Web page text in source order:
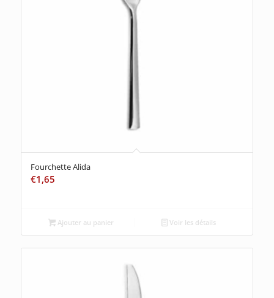
Fourchette Alida
€1,65
Ajouter au panier Voir les détails